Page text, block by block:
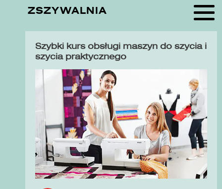
ZSZYWALNIA
Szybki kurs obsługi maszyn do szycia i
szycia praktycznego